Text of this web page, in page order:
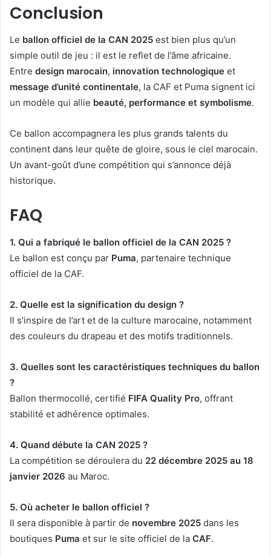
Conclusion
Le ballon officiel de la CAN 2025 est bien plus qu’un
simple outil de jeu : il est le reflet de l’âme africaine.
Entre design marocain, innovation technologique et
message d’unité continentale, la CAF et Puma signent ici
un modèle qui allie beauté, performance et symbolisme.
Ce ballon accompagnera les plus grands talents du
continent dans leur quête de gloire, sous le ciel marocain.
Un avant-goût d’une compétition qui s’annonce déjà
historique.
FAQ
1. Qui a fabriqué le ballon officiel de la CAN 2025 ?
Le ballon est conçu par Puma, partenaire technique
officiel de la CAF.
2. Quelle est la signification du design ?
Il s’inspire de l’art et de la culture marocaine, notamment
des couleurs du drapeau et des motifs traditionnels.
3. Quelles sont les caractéristiques techniques du ballon
?
Ballon thermocollé, certifié FIFA Quality Pro, offrant
stabilité et adhérence optimales.
4. Quand débute la CAN 2025 ?
La compétition se déroulera du 22 décembre 2025 au 18
janvier 2026 au Maroc.
5. Où acheter le ballon officiel ?
Il sera disponible à partir de novembre 2025 dans les
boutiques Puma et sur le site officiel de la CAF.